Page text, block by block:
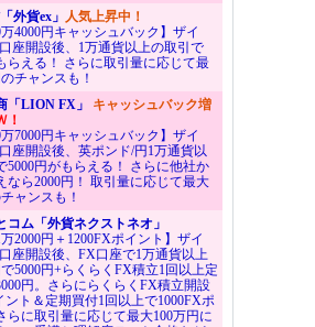
外貨ex」 人気上昇中！
万4000円キャッシュバック】ザイ
座開設後、1万通貨以上の取引で
らえる！ さらに取引量に応じて最
チャンスも！
「LION FX」 キャッシュバック増
万7000円キャッシュバック】ザイ
座開設後、英ポンド/円1万通貨以
5000円がもらえる！ さらに他社か
なら2000円！ 取引量に応じて最大
ャンスも！
コム「外貨ネクストネオ」
万2000円＋1200FXポイント】ザイ
座開設後、FX口座で1万通貨以上
5000円+らくらくFX積立1回以上定
円。さらにらくらくFX積立開設
ント＆定期買付1回以上で1000FXポ
らに取引量に応じて最大100万円に